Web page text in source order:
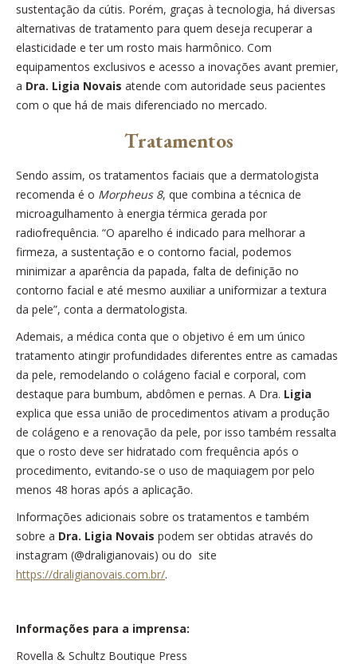
sustentação da cútis. Porém, graças à tecnologia, há diversas
alternativas de tratamento para quem deseja recuperar a
elasticidade e ter um rosto mais harmônico. Com
equipamentos exclusivos e acesso a inovações avant premier,
a Dra. Ligia Novais atende com autoridade seus pacientes
com o que há de mais diferenciado no mercado.
Tratamentos
Sendo assim, os tratamentos faciais que a dermatologista
recomenda é o Morpheus 8, que combina a técnica de
microagulhamento à energia térmica gerada por
radiofrequência. “O aparelho é indicado para melhorar a
firmeza, a sustentação e o contorno facial, podemos
minimizar a aparência da papada, falta de definição no
contorno facial e até mesmo auxiliar a uniformizar a textura
da pele”, conta a dermatologista.
Ademais, a médica conta que o objetivo é em um único
tratamento atingir profundidades diferentes entre as camadas
da pele, remodelando o colágeno facial e corporal, com
destaque para bumbum, abdômen e pernas. A Dra. Ligia
explica que essa união de procedimentos ativam a produção
de colágeno e a renovação da pele, por isso também ressalta
que o rosto deve ser hidratado com frequência após o
procedimento, evitando-se o uso de maquiagem por pelo
menos 48 horas após a aplicação.
Informações adicionais sobre os tratamentos e também
sobre a Dra. Ligia Novais podem ser obtidas através do
instagram (@draligianovais) ou do site
https://draligianovais.com.br/.
Informações para a imprensa:
Rovella & Schultz Boutique Press